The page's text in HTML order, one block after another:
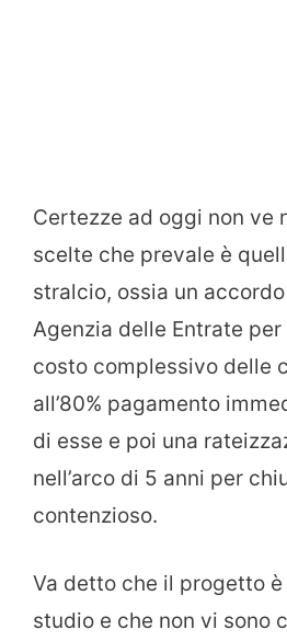
Certezze ad oggi non ve
scelte che prevale è
stralcio, ossia un
Agenzia delle Entrate
costo complessivo delle
all’80% pagamento
di esse e poi una
nell’arco di 5 anni per
contenzioso.
Va detto che il progetto
studio e che non vi sono